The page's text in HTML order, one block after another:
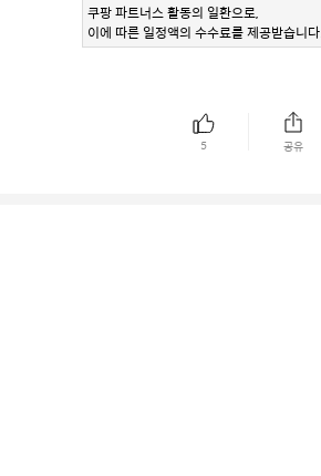
쿠팡 파트너스 활동의 일환으로,
이에 따른 일정액의 수수료를 제공받습니다.
5 공유